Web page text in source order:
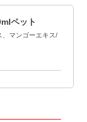
ペット
、マンゴーエキス/